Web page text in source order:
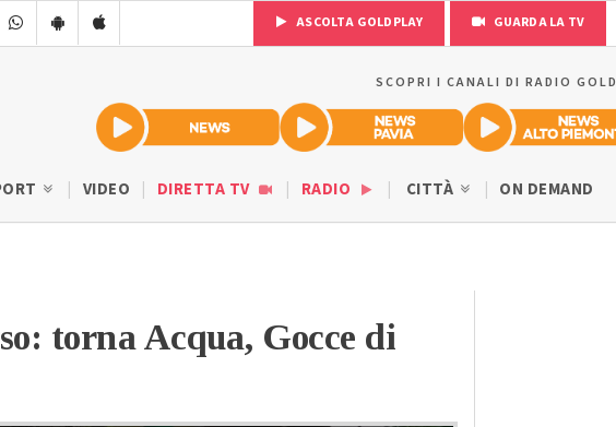
ASCOLTA GOLDPLAY GUARDA LA TV
SCOPRI I CANALI DI RADIO GOLD
VIDEO DIRETTA TV RADIO CITTÀ ON DEMAND
torna Acqua, Gocce di